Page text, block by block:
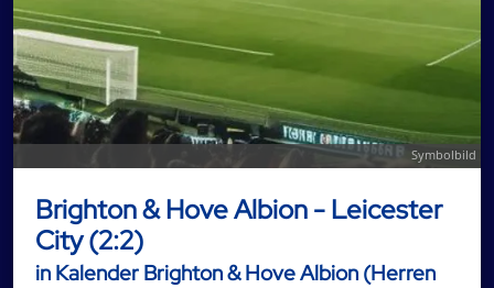
Symbolbild
Brighton & Hove Albion - Leicester
City (2:2)
in Kalender Brighton & Hove Albion (Herren